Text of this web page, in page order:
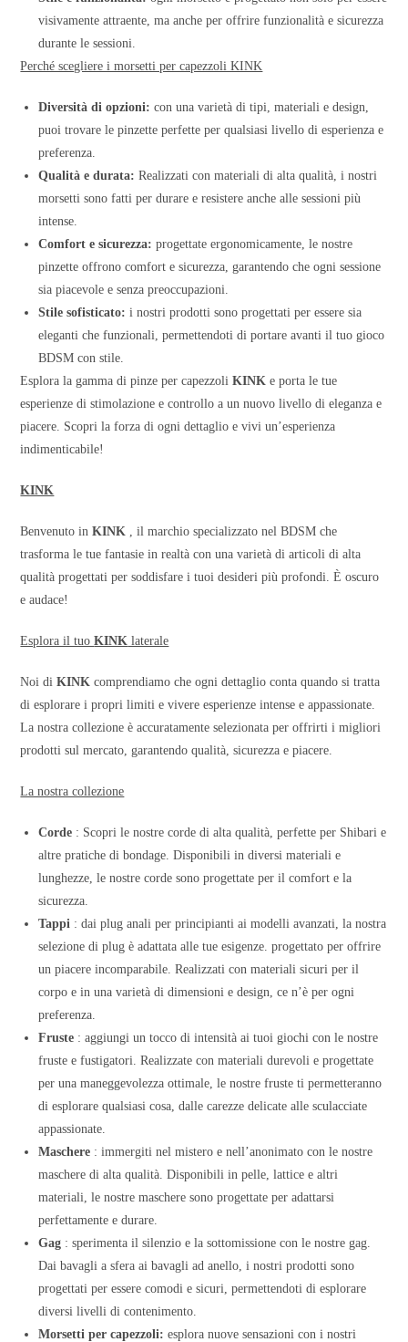
visivamente attraente, ma anche per offrire funzionalità e sicurezza
durante le sessioni.
Perché scegliere i morsetti per capezzoli KINK
Diversità di opzioni: con una varietà di tipi, materiali e design,
puoi trovare le pinzette perfette per qualsiasi livello di esperienza e
preferenza.
Qualità e durata: Realizzati con materiali di alta qualità, i nostri
morsetti sono fatti per durare e resistere anche alle sessioni più
intense.
Comfort e sicurezza: progettate ergonomicamente, le nostre
pinzette offrono comfort e sicurezza, garantendo che ogni sessione
sia piacevole e senza preoccupazioni.
Stile sofisticato: i nostri prodotti sono progettati per essere sia
eleganti che funzionali, permettendoti di portare avanti il tuo gioco
BDSM con stile.
Esplora la gamma di pinze per capezzoliKINK e porta le tue
esperienze di stimolazione e controllo a un nuovo livello di eleganza e
piacere. Scopri la forza di ogni dettaglio e vivi un’esperienza
indimenticabile!
KINK
Benvenuto inKINK , il marchio specializzato nel BDSM che
trasforma le tue fantasie in realtà con una varietà di articoli di alta
qualità progettati per soddisfare i tuoi desideri più profondi. È oscuro
e audace!
Esplora il tuoKINK laterale
Noi diKINK comprendiamo che ogni dettaglio conta quando si tratta
di esplorare i propri limiti e vivere esperienze intense e appassionate.
La nostra collezione è accuratamente selezionata per offrirti i migliori
prodotti sul mercato, garantendo qualità, sicurezza e piacere.
La nostra collezione
Corde : Scopri le nostre corde di alta qualità, perfette per Shibari e
altre pratiche di bondage. Disponibili in diversi materiali e
lunghezze, le nostre corde sono progettate per il comfort e la
sicurezza.
Tappi : dai plug anali per principianti ai modelli avanzati, la nostra
selezione di plug è adattata alle tue esigenze. progettato per offrire
un piacere incomparabile. Realizzati con materiali sicuri per il
corpo e in una varietà di dimensioni e design, ce n’è per ogni
preferenza.
Fruste : aggiungi un tocco di intensità ai tuoi giochi con le nostre
fruste e fustigatori. Realizzate con materiali durevoli e progettate
per una maneggevolezza ottimale, le nostre fruste ti permetteranno
di esplorare qualsiasi cosa, dalle carezze delicate alle sculacciate
appassionate.
Maschere : immergiti nel mistero e nell’anonimato con le nostre
maschere di alta qualità. Disponibili in pelle, lattice e altri
materiali, le nostre maschere sono progettate per adattarsi
perfettamente e durare.
Gag : sperimenta il silenzio e la sottomissione con le nostre gag.
Dai bavagli a sfera ai bavagli ad anello, i nostri prodotti sono
progettati per essere comodi e sicuri, permettendoti di esplorare
diversi livelli di contenimento.
Morsetti per capezzoli: esplora nuove sensazioni con i nostri